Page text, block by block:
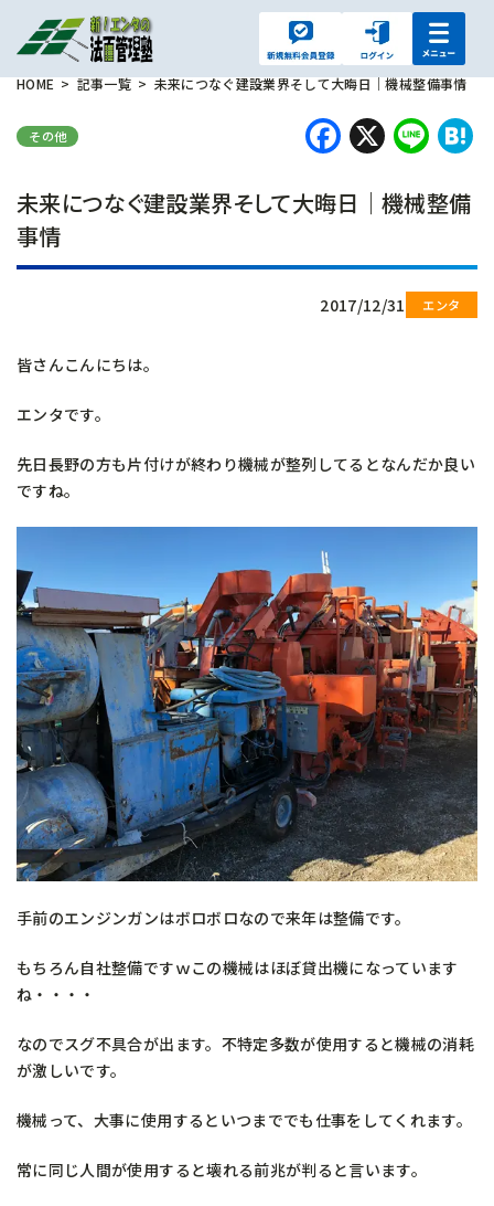
HOME 記事一覧 未来につなぐ建設業界そして大晦日｜機械整備事情
その他 X
未来につなぐ建設業界そして大晦日｜機械整備
事情
2017/12/31
皆さんこんにちは。
エンタです。
先日長野の方も片付けが終わり機械が整列してるとなんだか良い
ですね。
手前のエンジンガンはボロボロなので来年は整備です。
もちろん自社整備ですｗこの機械はほぼ貸出機になっています
ね・・・・
なのでスグ不具合が出ます。不特定多数が使用すると機械の消耗
が激しいです。
機械って、大事に使用するといつまででも仕事をしてくれます。
常に同じ人間が使用すると壊れる前兆が判ると言います。